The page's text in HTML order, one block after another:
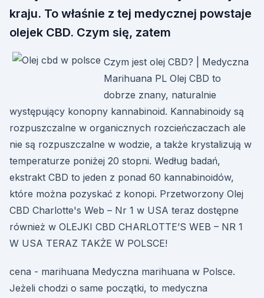
kraju. To właśnie z tej medycznej powstaje
olejek CBD. Czym się, zatem
Czym jest olej CBD? | Medyczna
Marihuana PL Olej CBD to
dobrze znany, naturalnie
występujący konopny kannabinoid. Kannabinoidy są
rozpuszczalne w organicznych rozcieńczaczach ale
nie są rozpuszczalne w wodzie, a także krystalizują w
temperaturze poniżej 20 stopni. Według badań,
ekstrakt CBD to jeden z ponad 60 kannabinoidów,
które można pozyskać z konopi. Przetworzony Olej
CBD Charlotte's Web – Nr 1 w USA teraz dostępne
również w OLEJKI CBD CHARLOTTE’S WEB – NR 1
W USA TERAZ TAKŻE W POLSCE!
cena - marihuana Medyczna marihuana w Polsce.
Jeżeli chodzi o same początki, to medyczna